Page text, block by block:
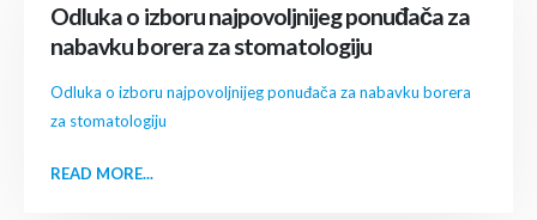
Odluka o izboru najpovoljnijeg ponuđača za
nabavku borera za stomatologiju
Odluka o izboru najpovoljnijeg ponuđača za nabavku borera
za stomatologiju
READ MORE...